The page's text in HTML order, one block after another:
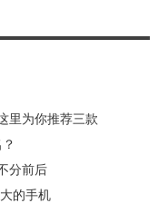
里为你推荐三款
分前后
的手机